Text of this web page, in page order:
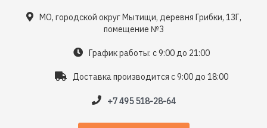
МО, городской округ Мытищи, деревня Грибки, 13Г,
помещение №3
График работы: с 9:00 до 21:00
Доставка производится с 9:00 до 18:00
+7 495 518-28-64